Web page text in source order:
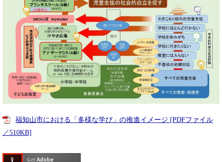
福知山市における「多様な学び」の推進イメージ [PDFファイル
／510KB]